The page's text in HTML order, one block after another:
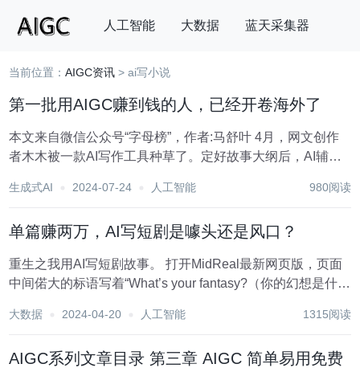
人工智能 大数据 蓝天采集器
搜索
当前位置：AIGC资讯 > ai写小说
第一批用AIGC赚到钱的人，已经开卷海外了
本文来自微信公众号“字母榜”，作者:马舒叶 4月，网文创作
者木木被一款AI写作工具种草了。定好故事大纲后，AI辅助
些内容上升华主题，最终免费字数没用完，木木便成为了这
生成式AI 2024-07-24 人工智能 980阅读
单篇赚两万，AI写短剧是噱头还是风口？
重生之我用AI写短剧故事。 打开MidReal最新网页版，页面
中间偌大的标语写着“What’s your fantasy?（你的幻想是什
MidReal链接:https://midreal.ai/ 如果...
大数据 2024-04-20 人工智能 1315阅读
AIGC系列文章目录 第三章 AIGC 简单易用免费